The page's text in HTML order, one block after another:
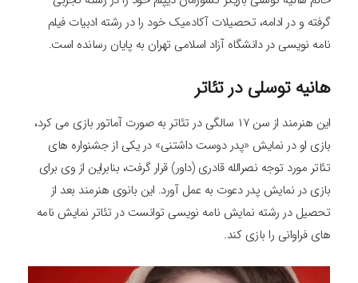
گرفته و در ادامه، تحصیلات آکادمیک خود را در رشته ادبیات فیلم
نامه نویسی در دانشگاه آزاد اسلامی تهران به پایان رسانده است.
هانیه توسلی در تئاتر
این هنرمند از سن ۱۷ سالگی در تئاتر به صورت آماتور بازی می کرد،
بازی او در نمایش «پدر دوست داشتنی» در یکی از جشنواره های
تئاتر مورد توجه نصرالله قادری (داور) قرار گرفت، بنابراین از وی برای
بازی در نمایش پدر دعوت به عمل آورد. این بانوی هنرمند بعد از
تحصیل در رشته نمایش نامه نویسی توانست در تئاتر نمایش نامه
های فراوانی را بازی کند.